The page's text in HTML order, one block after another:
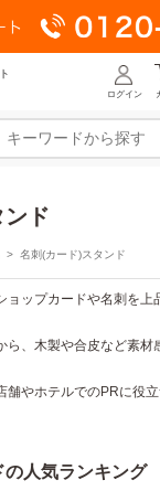
ログイン
ド
> 名刺(カード)スタンド
ョップカードや名刺を上
ら、木製や合皮など素材
やホテルでのPRに役立
人気ランキング